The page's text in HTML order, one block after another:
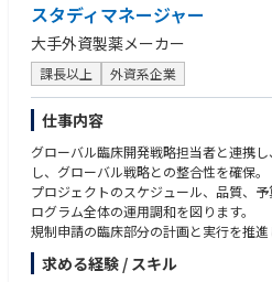
戦略的・論理的思考
変革マネジメント
高度なコミュニケーション能力（日本語
高い傾聴力
優れた問題解決能力
メディカルアフェアーズの深い知識
製薬業界の規制環境に関する知識
高い倫理観
結果志向
スタディマネージャー
大手外資製薬メーカー
課長以上 外資系企業
仕事内容
グローバル臨床開発戦略担当者と連携
し、グローバル戦略との整合性を確保。
プロジェクトのスケジュール、品質、
ログラム全体の運用調和を図ります。
規制申請の臨床部分の計画と実行を推
速やかに報告・エスカレーションし、円
す。求める経験 / スキル